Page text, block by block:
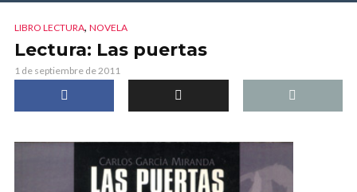
LIBRO LECTURA, NOVELA
Lectura: Las puertas
1 de septiembre de 2011